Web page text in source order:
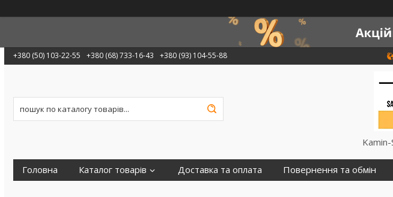
+380 (50) 103-22-55 +380 (68) 733-16-43 +380 (93) 104-55-88
Kamin-
Головна Каталог товарів Доставка та оплата Повернення та обмін